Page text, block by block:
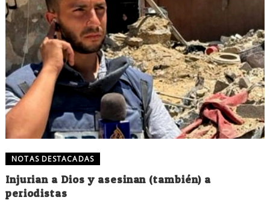
NOTAS DESTACADAS
Injurian a Dios y asesinan (también) a
periodistas